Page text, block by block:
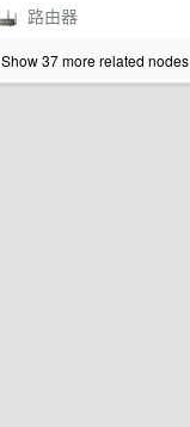
Show 37 more related nodes